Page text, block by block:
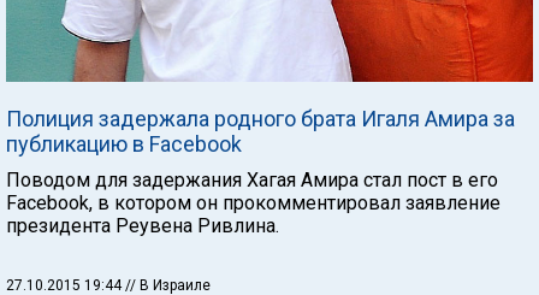
Полиция задержала родного брата Игаля Амира за
публикацию в Facebook
Поводом для задержания Хагая Амира стал пост в его
Facebook, в котором он прокомментировал заявление
президента Реувена Ривлина.
27.10.2015 19:44// В Израиле